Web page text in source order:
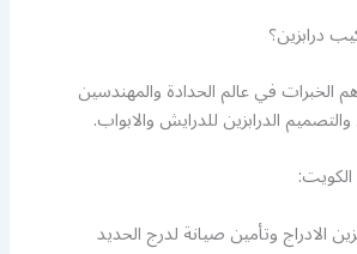
درابزين؟
الخبرات في عالم الحدادة والمهندسين
الدرابزين للدرايش والابواب.
الكويت:
الادراج وتأمين صيانة لدرج الحديد